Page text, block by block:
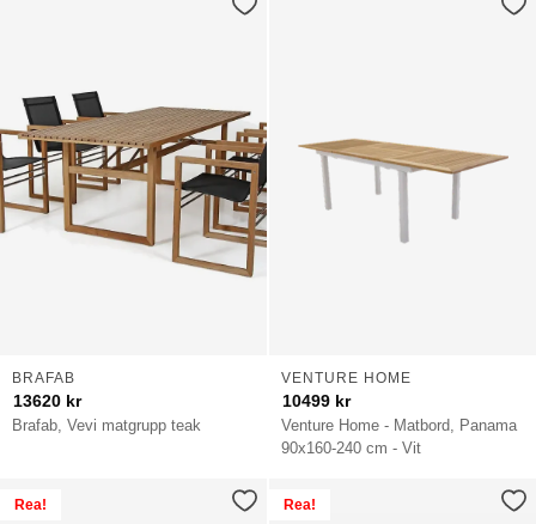
Brafab, Vevi matgrupp teak
BRAFAB
13620 kr
Venture Home - Matbord, Panama
90x160-240 cm - Vit
VENTURE HOME
10499 kr
Rea! Rea!